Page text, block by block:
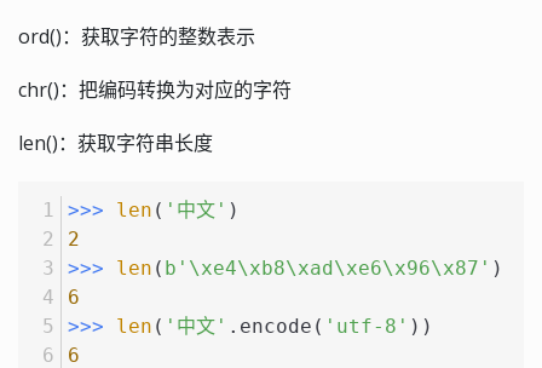
ord()：获取字符的整数表示
chr()：把编码转换为对应的字符
len()：获取字符串长度
>>> len ( '中文' )
2
>>> len ( b'\xe4\xb8\xad\xe6\x96\x87' )
6
>>> len ( '中文' .encode( 'utf-8' ))
6